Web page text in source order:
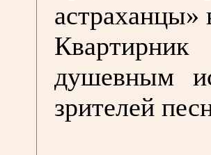
астраханцы»
душевным
зрителей